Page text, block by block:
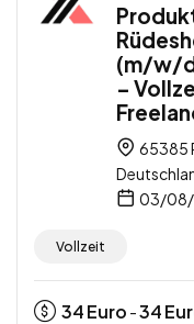
(m/w/
–
65385
03/
Vollzeit
34Euro -34